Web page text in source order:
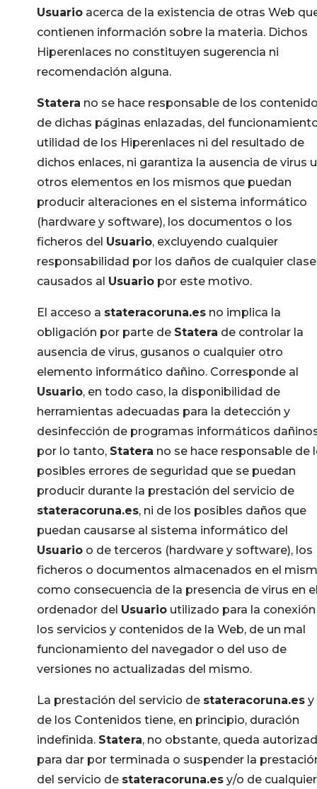
Usuario acerca de la existencia de otras Web
contienen información sobre la materia. Dichos
Hiperenlaces no constituyen sugerencia ni
recomendación alguna.
Statera no se hace responsable de los
de dichas páginas enlazadas, del
utilidad de los Hiperenlaces ni del resultado de
dichos enlaces, ni garantiza la ausencia de virus u
otros elementos en los mismos que puedan
producir alteraciones en el sistema informático
(hardware y software), los documentos o los
ficheros del Usuario, excluyendo cualquier
responsabilidad por los daños de cualquier clase
causados al Usuario por este motivo.
El acceso a stateracoruna.es no implica la
obligación por parte de Statera de controlar la
ausencia de virus, gusanos o cualquier otro
elemento informático dañino. Corresponde al
Usuario, en todo caso, la disponibilidad de
herramientas adecuadas para la detección y
desinfección de programas informáticos
por lo tanto, Statera no se hace responsable de
posibles errores de seguridad que se puedan
producir durante la prestación del servicio de
stateracoruna.es, ni de los posibles daños que
puedan causarse al sistema informático del
Usuario o de terceros (hardware y software), los
ficheros o documentos almacenados en el
como consecuencia de la presencia de virus en
ordenador del Usuario utilizado para la
los servicios y contenidos de la Web, de un mal
funcionamiento del navegador o del uso de
versiones no actualizadas del mismo.
La prestación del servicio de stateracoruna.es y
de los Contenidos tiene, en principio, duración
indefinida. Statera, no obstante, queda
para dar por terminada o suspender la
del servicio de stateracoruna.es y/o de